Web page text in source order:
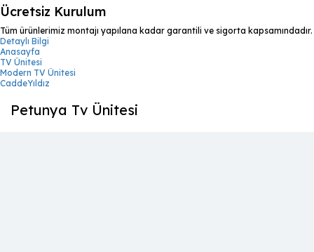
Ücretsiz Kurulum
Tüm ürünlerimiz montajı yapılana kadar garantili ve sigorta kapsamındadır.
Detaylı Bilgi
Anasayfa
TV Ünitesi
Modern TV Ünitesi
CaddeYıldız
Petunya Tv Ünitesi